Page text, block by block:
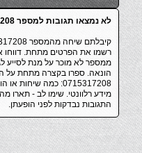
לא נמצאו תגובות למספר 071-531-7208
קיבלתם שיחה מהמספר 071-5317208 ?
רשמו את הפרטים מתחת. דווחו
ממספר לא מוכר על מנת לסייע
הונאה. ספרו בקצרה מתחת
0715317208: כמה
מידע רלוונטי. שימו לב - תארו
התגובות נבדקות לפני הופעתן.